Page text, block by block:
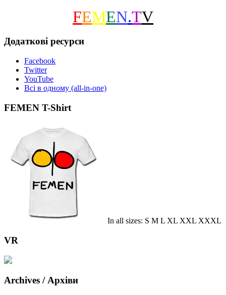
FEMEN.TV
Додаткові ресурси
Facebook
Twitter
YouTube
Всі в одному (all-in-one)
FEMEN T-Shirt
In all sizes: S M L XL XXL XXXL
VR
Archives / Архіви